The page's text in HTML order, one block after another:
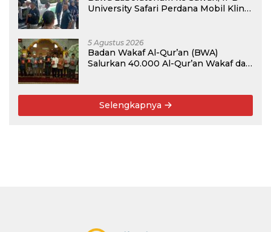
University Safari Perdana Mobil Klinik
5 Agustus 2026
Badan Wakaf Al-Qur’an (BWA)
Salurkan 40.000 Al-Qur’an Wakaf dan
Selengkapnya